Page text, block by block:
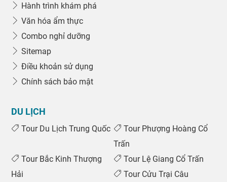
Hành trình khám phá
Văn hóa ẩm thực
Combo nghỉ dưỡng
Sitemap
Điều khoản sử dụng
Chính sách bảo mật
DU LỊCH
Tour Du Lịch Trung Quốc
Tour Phượng Hoàng Cổ
Trấn
Tour Bắc Kinh Thượng
Hải
Tour Lệ Giang Cổ Trấn
Tour Cửu Trại Câu